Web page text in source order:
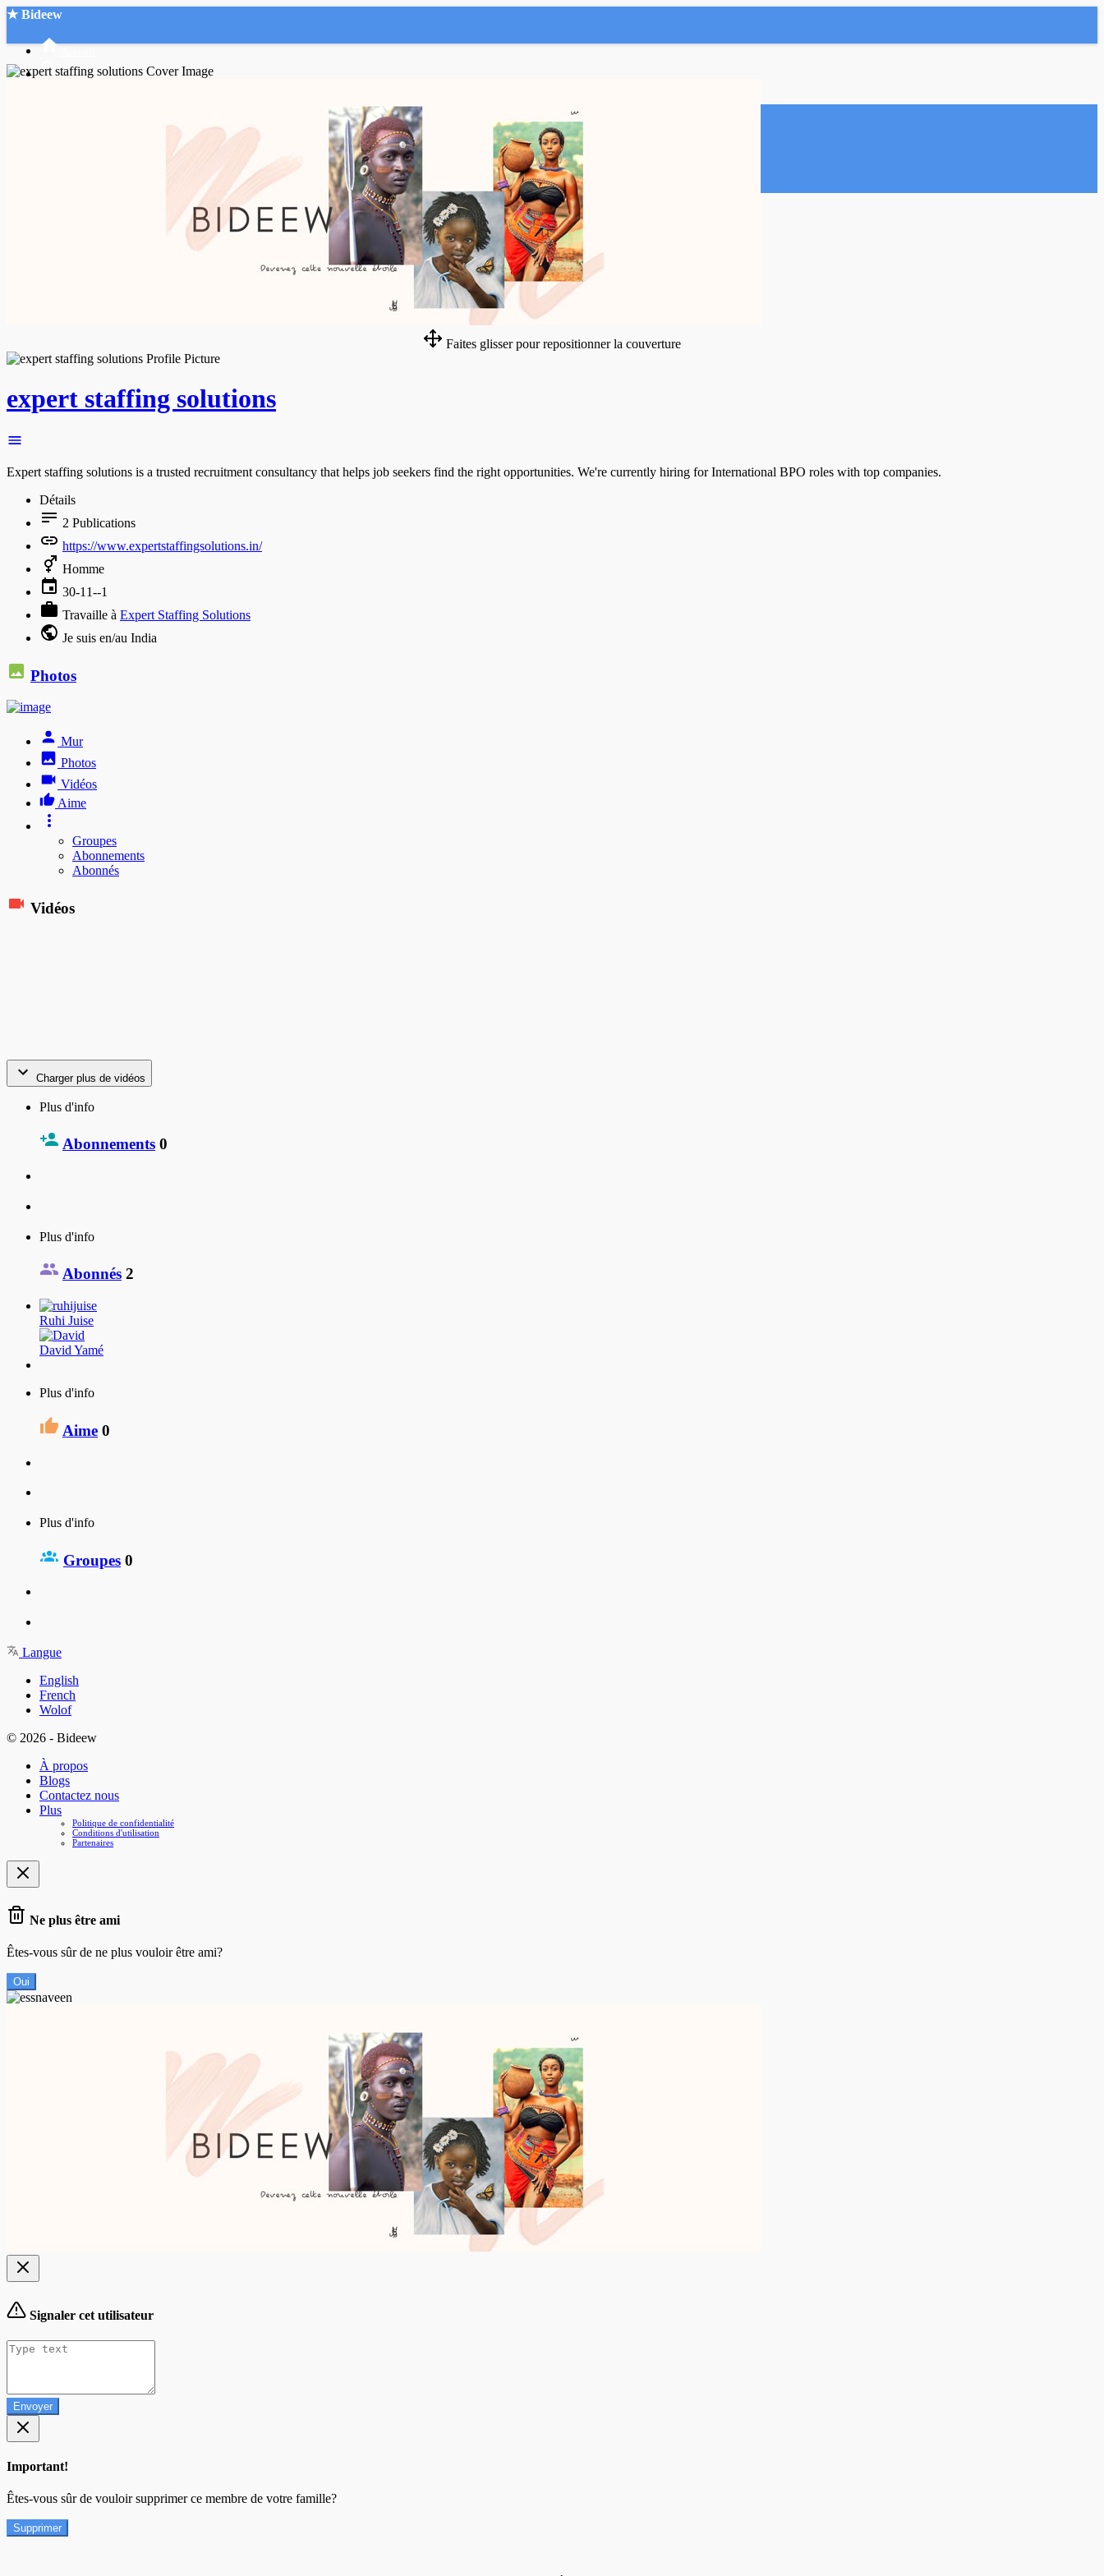
★ Bideew
Faites glisser pour repositionner la couverture
expert staffing solutions
Expert staffing solutions is a trusted recruitment consultancy that helps job seekers find the right opportunities. We're currently hiring for International BPO roles with top companies.
Détails
2 Publications
https://www.expertstaffingsolutions.in/
Homme
30-11--1
Travaille à Expert Staffing Solutions
Je suis en/au India
Photos
Mur
Photos
Vidéos
Aime
Groupes
Abonnements
Abonnés
Vidéos
Charger plus de vidéos
Plus d'info
Abonnements 0
Plus d'info
Abonnés 2
Ruhi Juise
David Yamé
Plus d'info
Aime 0
Plus d'info
Groupes 0
Langue
English
French
Wolof
© 2026 - Bideew
À propos
Blogs
Contactez nous
Plus
Politique de confidentialité
Conditions d'utilisation
Partenaires
Ne plus être ami
Êtes-vous sûr de ne plus vouloir être ami?
Oui
Signaler cet utilisateur
Envoyer
Important!
Êtes-vous sûr de vouloir supprimer ce membre de votre famille?
Supprimer